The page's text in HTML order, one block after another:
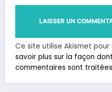
Ce site utilise Akismet pour
savoir plus sur la façon
commentaires sont traitées